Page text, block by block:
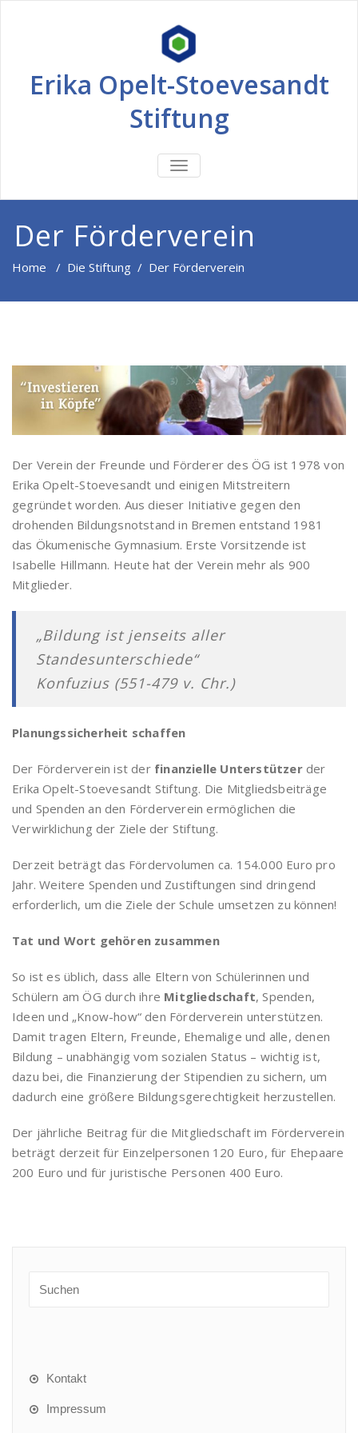
Erika Opelt-Stoevesandt
Stiftung
TOGGLE
Der Förderverein
Home / Die Stiftung / Der Förderverein
Der Verein der Freunde und Förderer des ÖG ist 1978 von
Erika Opelt-Stoevesandt und einigen Mitstreitern
gegründet worden. Aus dieser Initiative gegen den
drohenden Bildungsnotstand in Bremen entstand 1981
das Ökumenische Gymnasium. Erste Vorsitzende ist
Isabelle Hillmann. Heute hat der Verein mehr als 900
Mitglieder.
„Bildung ist jenseits aller
Standesunterschiede“
Konfuzius (551-479 v. Chr.)
Planungssicherheit schaffen
Der Förderverein ist der finanzielle Unterstützerder
Erika Opelt-Stoevesandt Stiftung. Die Mitgliedsbeiträge
und Spenden an den Förderverein ermöglichen die
Verwirklichung der Ziele der Stiftung.
Derzeit beträgt das Fördervolumen ca. 154.000 Euro pro
Jahr. Weitere Spenden und Zustiftungen sind dringend
erforderlich, um die Ziele der Schule umsetzen zu können!
Tat und Wort gehören zusammen
So ist es üblich, dass alle Eltern von Schülerinnen und
Schülern am ÖG durch ihre Mitgliedschaft, Spenden,
Ideen und „Know-how“ den Förderverein unterstützen.
Damit tragen Eltern, Freunde, Ehemalige und alle, denen
Bildung – unabhängig vom sozialen Status – wichtig ist,
dazu bei, die Finanzierung der Stipendien zu sichern, um
dadurch eine größere Bildungsgerechtigkeit herzustellen.
Der jährliche Beitrag für die Mitgliedschaft im Förderverein
beträgt derzeit für Einzelpersonen 120 Euro, für Ehepaare
200 Euro und für juristische Personen 400 Euro.
Kontakt
Impressum